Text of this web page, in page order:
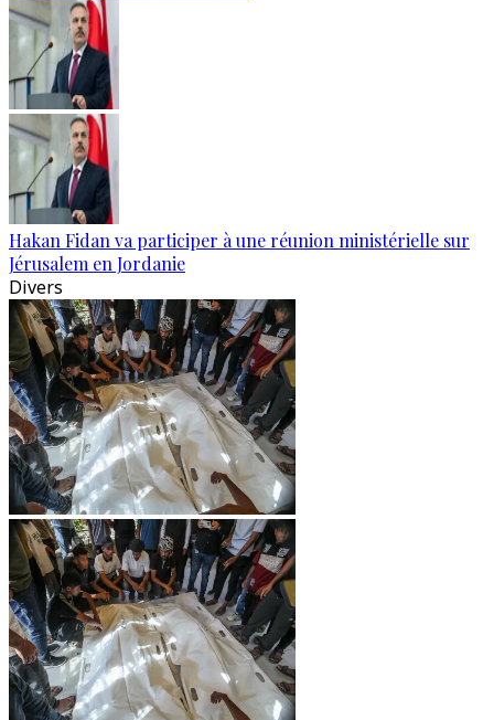
Hakan Fidan va participer à une réunion ministérielle sur
Jérusalem en Jordanie
Divers